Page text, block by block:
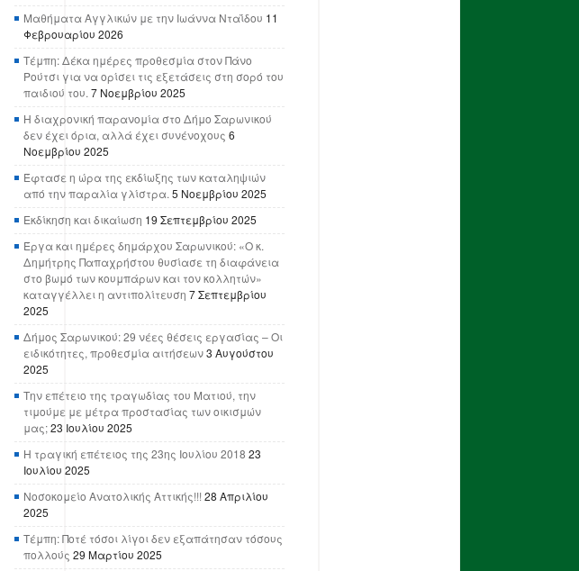
Μαθήματα Αγγλικών με την Ιωάννα Νταΐδου 11
Φεβρουαρίου 2026
Τέμπη: Δέκα ημέρες προθεσμία στον Πάνο
Ρούτσι για να ορίσει τις εξετάσεις στη σορό του
παιδιού του. 7 Νοεμβρίου 2025
Η διαχρονική παρανομία στο Δήμο Σαρωνικού
δεν έχει όρια, αλλά έχει συνένοχους 6
Νοεμβρίου 2025
Έφτασε η ώρα της εκδίωξης των καταληψιών
από την παραλία γλίστρα. 5 Νοεμβρίου 2025
Εκδίκηση και δικαίωση 19 Σεπτεμβρίου 2025
Έργα και ημέρες δημάρχου Σαρωνικού: «Ο κ.
Δημήτρης Παπαχρήστου θυσίασε τη διαφάνεια
στο βωμό των κουμπάρων και τον κολλητών»
καταγγέλλει η αντιπολίτευση 7 Σεπτεμβρίου
2025
Δήμος Σαρωνικού: 29 νέες θέσεις εργασίας – Οι
ειδικότητες, προθεσμία αιτήσεων3 Αυγούστου
2025
Την επέτειο της τραγωδίας του Ματιού, την
τιμούμε με μέτρα προστασίας των οικισμών
μας;23 Ιουλίου 2025
Η τραγική επέτειος της 23ης Ιουλίου 2018 23
Ιουλίου 2025
Νοσοκομείο Ανατολικής Αττικής!!! 28 Απριλίου
2025
Τέμπη: Ποτέ τόσοι λίγοι δεν εξαπάτησαν τόσους
πολλούς 29 Μαρτίου 2025